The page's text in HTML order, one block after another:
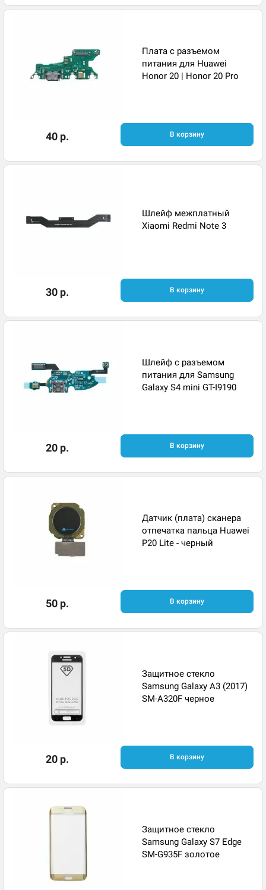
Плата с разъемом
питания для Huawei
Honor 20 | Honor 20 Pro
40 р. В корзину
Шлейф межплатный
Xiaomi Redmi Note 3
30 р. В корзину
Шлейф с разъемом
питания для Samsung
Galaxy S4 mini GT-I9190
20 р. В корзину
Датчик (плата) сканера
отпечатка пальца Huawei
P20 Lite - черный
50 р. В корзину
Защитное стекло
Samsung Galaxy A3 (2017)
SM-A320F черное
20 р. В корзину
Защитное стекло
Samsung Galaxy S7 Edge
SM-G935F золотое